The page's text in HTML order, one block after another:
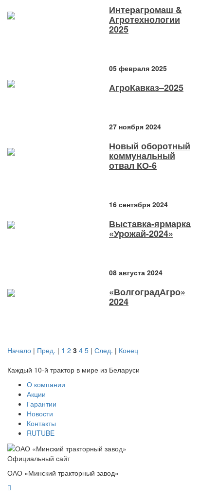
Интерагромаш &
Агротехнологии
2025
05 февраля 2025
АгроКавказ–2025
27 ноября 2024
Новый оборотный
коммунальный
отвал КО-6
16 сентября 2024
Выставка-ярмарка
«Урожай-2024»
08 августа 2024
«ВолгоградАгро»
2024
Начало | Пред. | 1 2 3 4 5 | След. | Конец
Каждый 10-й трактор в мире из Беларуси
О компании
Акции
Гарантии
Новости
Контакты
RUTUBE
Официальный сайт
ОАО «Минский тракторный завод»